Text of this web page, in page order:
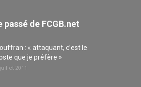
passé de FCGB.net
: « attaquant, c’est le
que je préfère »
2011